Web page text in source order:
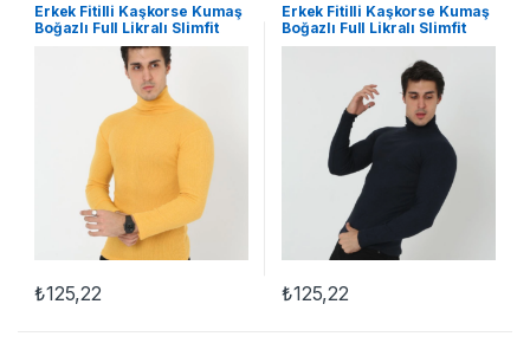
Erkek Fitilli Kaşkorse Kumaş
Boğazlı Full Likralı Slimfit
₺125,22
Erkek Fitilli Kaşkorse Kumaş
Boğazlı Full Likralı Slimfit
Body – Siyah
₺125,22